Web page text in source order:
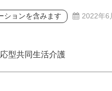
ションを含みます 2022年6
応型共同生活介護